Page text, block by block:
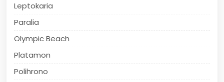
Leptokaria
Paralia
Olympic Beach
Platamon
Polihrono